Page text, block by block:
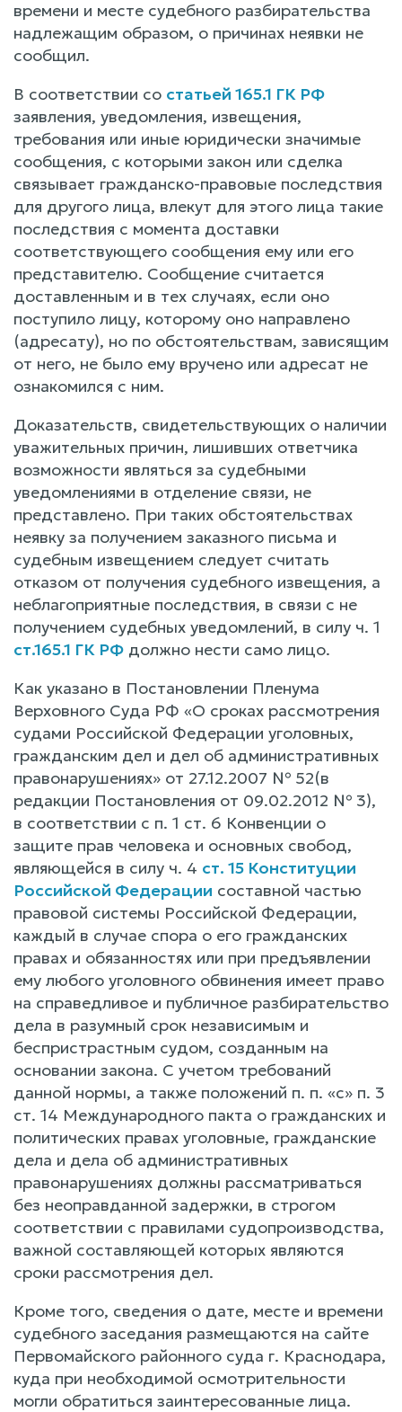
времени и месте судебного разбирательства
надлежащим образом, о причинах неявки не
сообщил.
В соответствии со статьей 165.1 ГК РФ
заявления, уведомления, извещения,
требования или иные юридически значимые
сообщения, с которыми закон или сделка
связывает гражданско-правовые последствия
для другого лица, влекут для этого лица такие
последствия с момента доставки
соответствующего сообщения ему или его
представителю. Сообщение считается
доставленным и в тех случаях, если оно
поступило лицу, которому оно направлено
(адресату), но по обстоятельствам, зависящим
от него, не было ему вручено или адресат не
ознакомился с ним.
Доказательств, свидетельствующих о наличии
уважительных причин, лишивших ответчика
возможности являться за судебными
уведомлениями в отделение связи, не
представлено. При таких обстоятельствах
неявку за получением заказного письма и
судебным извещением следует считать
отказом от получения судебного извещения, а
неблагоприятные последствия, в связи с не
получением судебных уведомлений, в силу ч. 1
ст.165.1 ГК РФ должно нести само лицо.
Как указано в Постановлении Пленума
Верховного Суда РФ «О сроках рассмотрения
судами Российской Федерации уголовных,
гражданским дел и дел об административных
правонарушениях» от 27.12.2007 № 52(в
редакции Постановления от 09.02.2012 № 3),
в соответствии с п. 1 ст. 6 Конвенции о
защите прав человека и основных свобод,
являющейся в силу ч. 4 ст. 15 Конституции
Российской Федерации составной частью
правовой системы Российской Федерации,
каждый в случае спора о его гражданских
правах и обязанностях или при предъявлении
ему любого уголовного обвинения имеет право
на справедливое и публичное разбирательство
дела в разумный срок независимым и
беспристрастным судом, созданным на
основании закона. С учетом требований
данной нормы, а также положений п. п. «с» п. 3
ст. 14 Международного пакта о гражданских и
политических правах уголовные, гражданские
дела и дела об административных
правонарушениях должны рассматриваться
без неоправданной задержки, в строгом
соответствии с правилами судопроизводства,
важной составляющей которых являются
сроки рассмотрения дел.
Кроме того, сведения о дате, месте и времени
судебного заседания размещаются на сайте
Первомайского районного суда г. Краснодара,
куда при необходимой осмотрительности
могли обратиться заинтересованные лица.